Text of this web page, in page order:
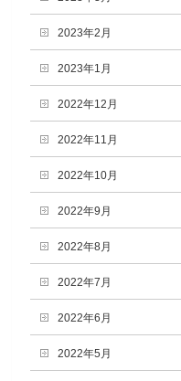
2023年2月
2023年1月
2022年12月
2022年11月
2022年10月
2022年9月
2022年8月
2022年7月
2022年6月
2022年5月